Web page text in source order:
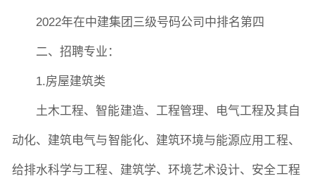
2022年在中建集团三级号码公司中排名第四
二、招聘专业：
1.房屋建筑类
土木工程、智能建造、工程管理、电气工程及其自
动化、建筑电气与智能化、建筑环境与能源应用工程、
给排水科学与工程、建筑学、环境艺术设计、安全工程